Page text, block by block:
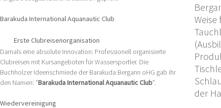
Barakuda International Aquanautic Club
Erste Clubreisenorganisation
Damals eine absolute Innovation: Professionell organisierte
Clubreisen mit Kursangeboten für Wassersportler. Die
Buchholzer Ideenschmiede der Barakuda Bergann oHG gab ihr
den Namen: "Barakuda International Aquanautic Club".
Wiedervereinigung
der